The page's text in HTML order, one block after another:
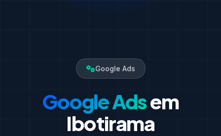
Google Ads
Google Adsem
Ibotirama